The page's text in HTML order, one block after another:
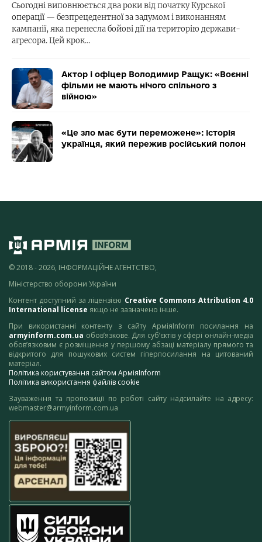
Сьогодні виповнюється два роки від початку Курської
операції — безпрецедентної за задумом і виконанням
кампанії, яка перенесла бойові дії на територію держави-
агресора. Цей крок…
Актор і офіцер Володимир Ращук: «Воєнні
фільми не мають нічого спільного з
війною»
«Це зло має бути переможене»: історія
українця, який пережив російський полон
© 2018 - 2026, ІНФОРМАЦІЙНЕ АГЕНТСТВО,
Міністерство оборони України
Контент доступний за ліцензією Creative Commons Attribution 4.0
International license якщо не зазначено інше.
При використанні контенту з сайту АрміяInform посилання на
armyinform.com.ua обов’язкове. Для суб’єктів у сфері онлайн-медіа
обов’язковим є розміщення у першому абзаці матеріалу прямого та
відкритого для пошукових систем гіперпосилання на цитований
матеріал.
Політика користування сайтом АрміяInform
Політика використання файлів cookie
Зауваження та пропозиції по роботі сайту надсилайте на адресу:
webmaster@armyinform.com.ua